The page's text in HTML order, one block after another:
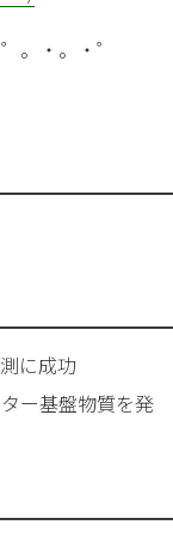
・。・゜
に成功
基盤物質を発